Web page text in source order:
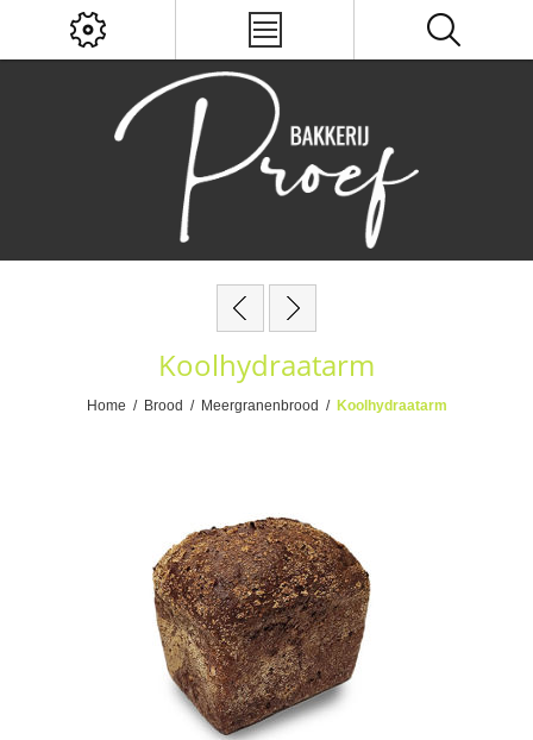
Koolhydraatarm
Home / Brood / Meergranenbrood / Koolhydraatarm